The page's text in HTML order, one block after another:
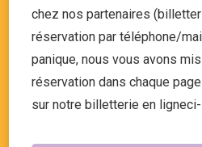
chez nos partenaires
réservation par téléphone/
panique, nous vous avons
réservation dans chaque
sur notre billetterie en ligneci-